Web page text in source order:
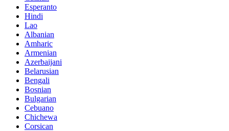
Esperanto
Hindi
Lao
Albanian
Amharic
Armenian
Azerbaijani
Belarusian
Bengali
Bosnian
Bulgarian
Cebuano
Chichewa
Corsican